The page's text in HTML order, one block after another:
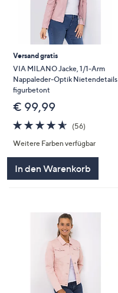
Versand gratis
VIA MILANO Jacke, 1/1-Arm
Nappaleder-Optik Nietendetails
figurbetont
€ 99,99
4.6
von
5
(56)
Weitere Farben verfügbar
In den Warenkorb